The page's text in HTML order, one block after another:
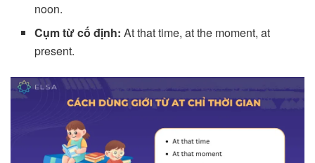
noon.
Cụm từ cố định: At that time, at the moment, at
present.